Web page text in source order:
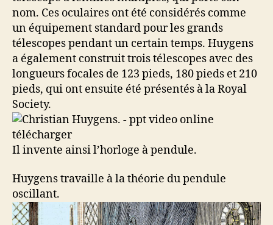
nom. Ces oculaires ont été considérés comme
un équipement standard pour les grands
télescopes pendant un certain temps. Huygens
a également construit trois télescopes avec des
longueurs focales de 123 pieds, 180 pieds et 210
pieds, qui ont ensuite été présentés à la Royal
Society.
Il invente ainsi l’horloge à pendule.
Huygens travaille à la théorie du pendule
oscillant.